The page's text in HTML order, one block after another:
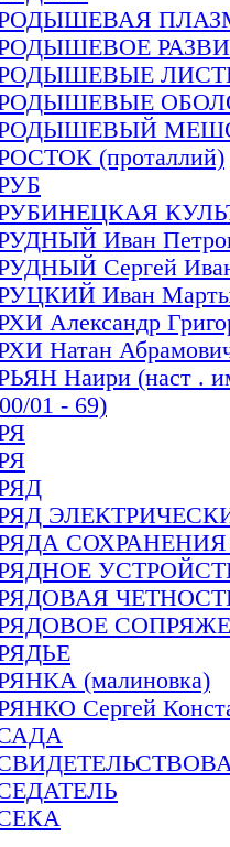
МЕШОК
(проталлий)
Иван
Сергей
Иван
Александр
Натан
Наири (наст .
01 - 69)
(малиновка)
Сергей